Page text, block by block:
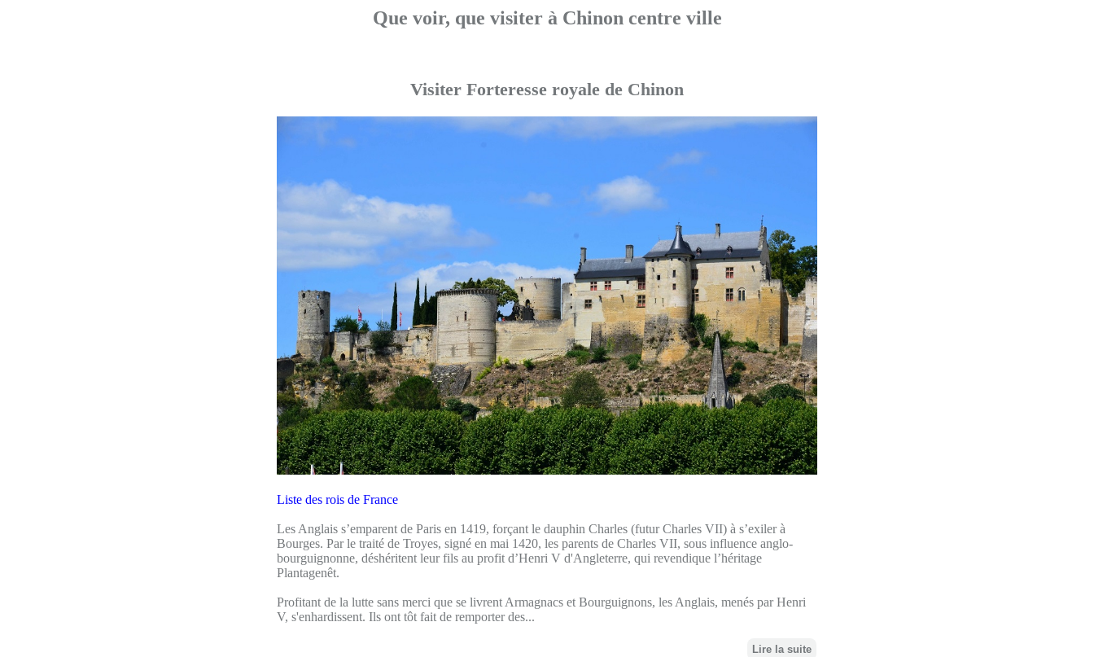
Que voir, que visiter à Chinon centre ville
Visiter Forteresse royale de Chinon
Liste des rois de France
Les Anglais s’emparent de Paris en 1419, forçant le dauphin Charles (futur Charles VII) à s’exiler à
Bourges. Par le traité de Troyes, signé en mai 1420, les parents de Charles VII, sous influence anglo-
bourguignonne, déshéritent leur fils au profit d’Henri V d'Angleterre, qui revendique l’héritage
Plantagenêt.
Profitant de la lutte sans merci que se livrent Armagnacs et Bourguignons, les Anglais, menés par Henri
V, s'enhardissent. Ils ont tôt fait de remporter des...
Lire la suite